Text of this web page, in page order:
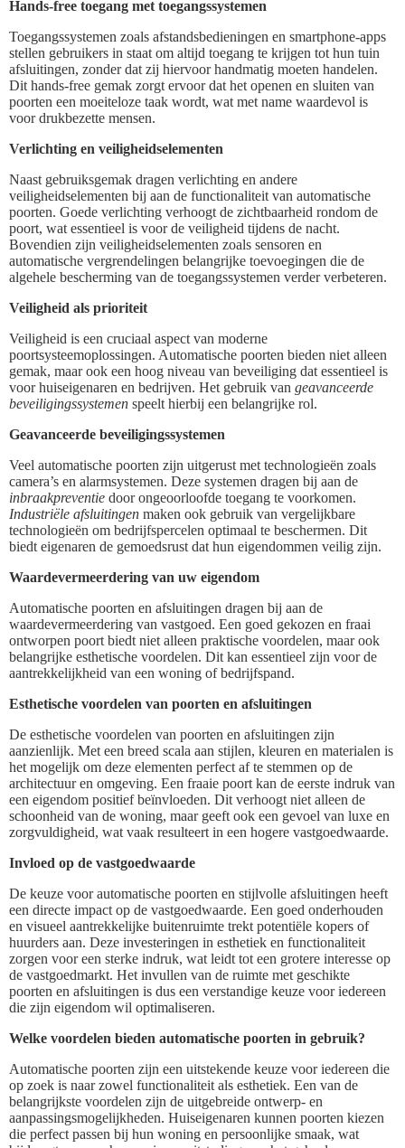
Hands-free toegang met toegangssystemen
Toegangssystemen zoals afstandsbedieningen en smartphone-apps
stellen gebruikers in staat om altijd toegang te krijgen tot hun tuin
afsluitingen, zonder dat zij hiervoor handmatig moeten handelen.
Dit hands-free gemak zorgt ervoor dat het openen en sluiten van
poorten een moeiteloze taak wordt, wat met name waardevol is
voor drukbezette mensen.
Verlichting en veiligheidselementen
Naast gebruiksgemak dragen verlichting en andere
veiligheidselementen bij aan de functionaliteit van automatische
poorten. Goede verlichting verhoogt de zichtbaarheid rondom de
poort, wat essentieel is voor de veiligheid tijdens de nacht.
Bovendien zijn veiligheidselementen zoals sensoren en
automatische vergrendelingen belangrijke toevoegingen die de
algehele bescherming van de toegangssystemen verder verbeteren.
Veiligheid als prioriteit
Veiligheid is een cruciaal aspect van moderne
poortsysteemoplossingen. Automatische poorten bieden niet alleen
gemak, maar ook een hoog niveau van beveiliging dat essentieel is
voor huiseigenaren en bedrijven. Het gebruik van geavanceerde
beveiligingssystemen speelt hierbij een belangrijke rol.
Geavanceerde beveiligingssystemen
Veel automatische poorten zijn uitgerust met technologieën zoals
camera’s en alarmsystemen. Deze systemen dragen bij aan de
inbraakpreventie door ongeoorloofde toegang te voorkomen.
Industriële afsluitingen maken ook gebruik van vergelijkbare
technologieën om bedrijfspercelen optimaal te beschermen. Dit
biedt eigenaren de gemoedsrust dat hun eigendommen veilig zijn.
Waardevermeerdering van uw eigendom
Automatische poorten en afsluitingen dragen bij aan de
waardevermeerdering van vastgoed. Een goed gekozen en fraai
ontworpen poort biedt niet alleen praktische voordelen, maar ook
belangrijke esthetische voordelen. Dit kan essentieel zijn voor de
aantrekkelijkheid van een woning of bedrijfspand.
Esthetische voordelen van poorten en afsluitingen
De esthetische voordelen van poorten en afsluitingen zijn
aanzienlijk. Met een breed scala aan stijlen, kleuren en materialen is
het mogelijk om deze elementen perfect af te stemmen op de
architectuur en omgeving. Een fraaie poort kan de eerste indruk van
een eigendom positief beïnvloeden. Dit verhoogt niet alleen de
schoonheid van de woning, maar geeft ook een gevoel van luxe en
zorgvuldigheid, wat vaak resulteert in een hogere vastgoedwaarde.
Invloed op de vastgoedwaarde
De keuze voor automatische poorten en stijlvolle afsluitingen heeft
een directe impact op de vastgoedwaarde. Een goed onderhouden
en visueel aantrekkelijke buitenruimte trekt potentiële kopers of
huurders aan. Deze investeringen in esthetiek en functionaliteit
zorgen voor een sterke indruk, wat leidt tot een grotere interesse op
de vastgoedmarkt. Het invullen van de ruimte met geschikte
poorten en afsluitingen is dus een verstandige keuze voor iedereen
die zijn eigendom wil optimaliseren.
Welke voordelen bieden automatische poorten in gebruik?
Automatische poorten zijn een uitstekende keuze voor iedereen die
op zoek is naar zowel functionaliteit als esthetiek. Een van de
belangrijkste voordelen zijn de uitgebreide ontwerp- en
aanpassingsmogelijkheden. Huiseigenaren kunnen poorten kiezen
die perfect passen bij hun woning en persoonlijke smaak, wat